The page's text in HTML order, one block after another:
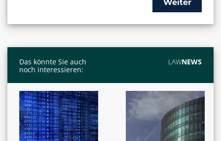
Weiter
Das könnte Sie auch
noch interessieren:
LAWNEWS